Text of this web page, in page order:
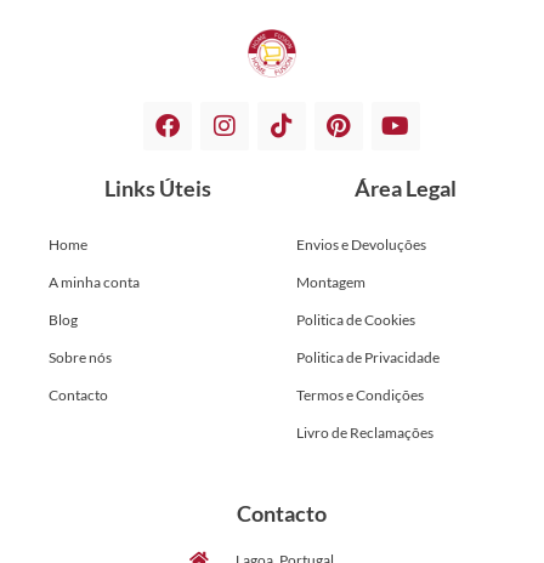
Links Úteis
Home
A minha conta
Blog
Sobre nós
Contacto
Área Legal
Envios e Devoluções
Montagem
Politica de Cookies
Politica de Privacidade
Termos e Condições
Livro de Reclamações
Contacto